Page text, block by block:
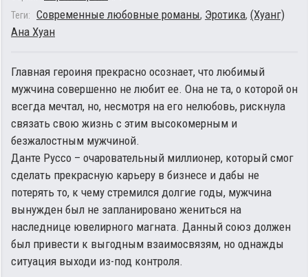
Теги: Современные любовные романы, Эротика, (Хуанг)
Ана Хуан
Главная героиня прекрасно осознает, что любимый
мужчина совершенно не любит ее. Она не та, о которой он
всегда мечтал, но, несмотря на его нелюбовь, рискнула
связать свою жизнь с этим высокомерным и
безжалостным мужчиной.
Данте Руссо – очаровательный миллионер, который смог
сделать прекрасную карьеру в бизнесе и дабы не
потерять то, к чему стремился долгие годы, мужчина
вынужден был не запланировано жениться на
наследнице ювелирного магната. Данный союз должен
был привести к выгодным взаимосвязям, но однажды
ситуация выходи из-под контроля.